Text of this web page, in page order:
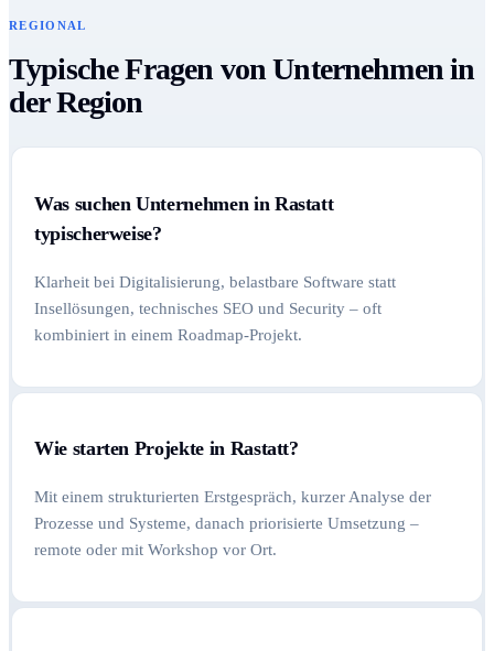
REGIONAL
Typische Fragen von Unternehmen in
der Region
Was suchen Unternehmen in Rastatt
typischerweise?
Klarheit bei Digitalisierung, belastbare Software statt
Insellösungen, technisches SEO und Security – oft
kombiniert in einem Roadmap-Projekt.
Wie starten Projekte in Rastatt?
Mit einem strukturierten Erstgespräch, kurzer Analyse der
Prozesse und Systeme, danach priorisierte Umsetzung –
remote oder mit Workshop vor Ort.